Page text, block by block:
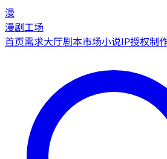
漫
漫剧工场
首页需求大厅剧本市场小说IP授权制